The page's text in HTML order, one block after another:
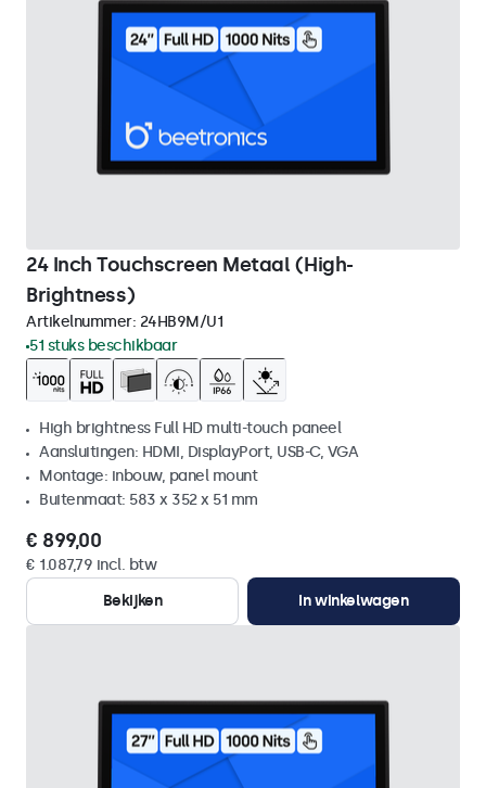
24 Inch Touchscreen Metaal (High-
Brightness)
Artikelnummer: 24HB9M/U1
51 stuks beschikbaar
High brightness Full HD multi-touch paneel
Aansluitingen: HDMI, DisplayPort, USB-C, VGA
Montage: inbouw, panel mount
Buitenmaat: 583 x 352 x 51 mm
€ 899,00
€ 1.087,79 incl. btw
Bekijken
In winkelwagen